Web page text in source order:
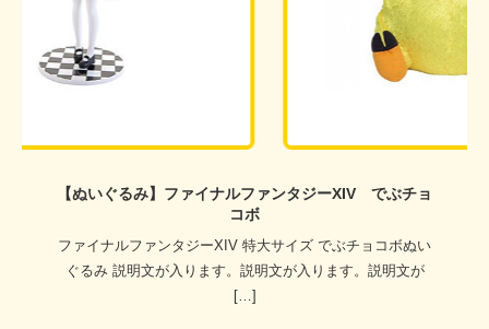
【ぬいぐるみ】ファイナルファンタジーXIV でぶチョ
コボ
ファイナルファンタジーXIV 特大サイズ でぶチョコボぬい
ぐるみ 説明文が入ります。説明文が入ります。説明文が
[…]